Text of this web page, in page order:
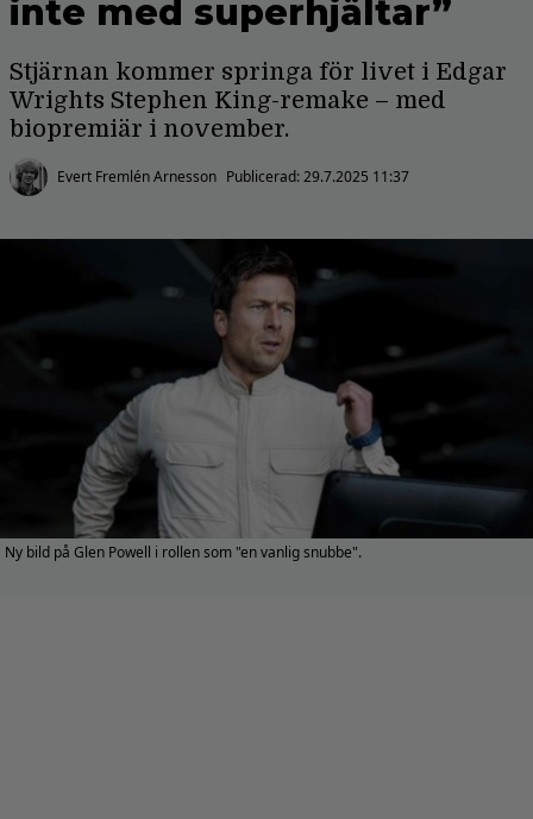
inte med superhjältar”
Stjärnan kommer springa för livet i Edgar
Wrights Stephen King-remake – med
biopremiär i november.
Evert Fremlén Arnesson Publicerad:29.7.2025 11:37
Ny bild på Glen Powell i rollen som "en vanlig snubbe".